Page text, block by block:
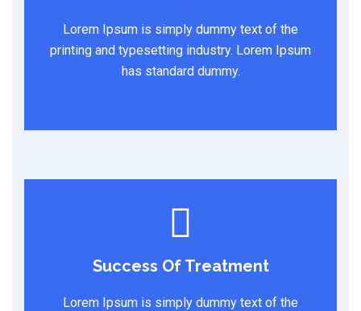
Lorem Ipsum is simply dummy text of the
printing and typesetting industry. Lorem Ipsum
has standard dummy.
Success Of Treatment
Lorem Ipsum is simply dummy text of the